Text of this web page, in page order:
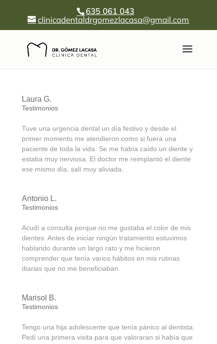
635 061 043
clinicadentaldrgomezlacasa@gmail.com
Laura G.
Testimonios
Tuve una urgencia dental un día festivo y desde el
primer momento me atendieron como si fuera una
paciente de toda la vida. Se me había caído un diente y
estaba muy nerviosa. El doctor me reimplantó el diente
ese mismo día, salí muy aliviada.
Antonio L.
Testimonios
Acudí a consulta porque no me gustaba el color de mis
dientes. Antes de iniciar ningún tratamiento estuvimos
hablando durante un largo rato y me hicieron
comprender que tenía varios hábitos en mis rutinas
diarias que no me beneficiaban.
Marisol B.
Testimonios
Tengo una hija adolescente que tenía pánico al dentista.
Pedí una primera visita para que valoraran si había que